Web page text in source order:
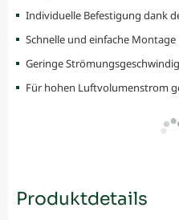
Individuelle Befestigung dank
Schnelle und einfache Montage
Geringe
Für hohen Luftvolumenstrom
Produktdetails